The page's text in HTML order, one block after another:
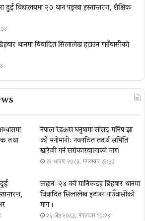
दुई विद्यालयमा २० थान पङ्खा हस्तान्तरण, शैक्षिक
थानमा विवादित सिलालेख हटाउन गाउँवासीको
तथा
नेपाल रेडक्रस धनुषामा सांसद मनिष झा
को मनोमानी: नवगठित तदर्थ समिति
खारेजी गर्न सरोकारवालाको माग।
१२ श्रावण २०८३, मंगलवार १३:५३
लहान–२४ को मानिकदह डिहवार थानमा
विवादित सिलालेख हटाउन गाउँवासीको
माग ।
२६ जेष्ठ २०८३, मंगलवार १०:२४